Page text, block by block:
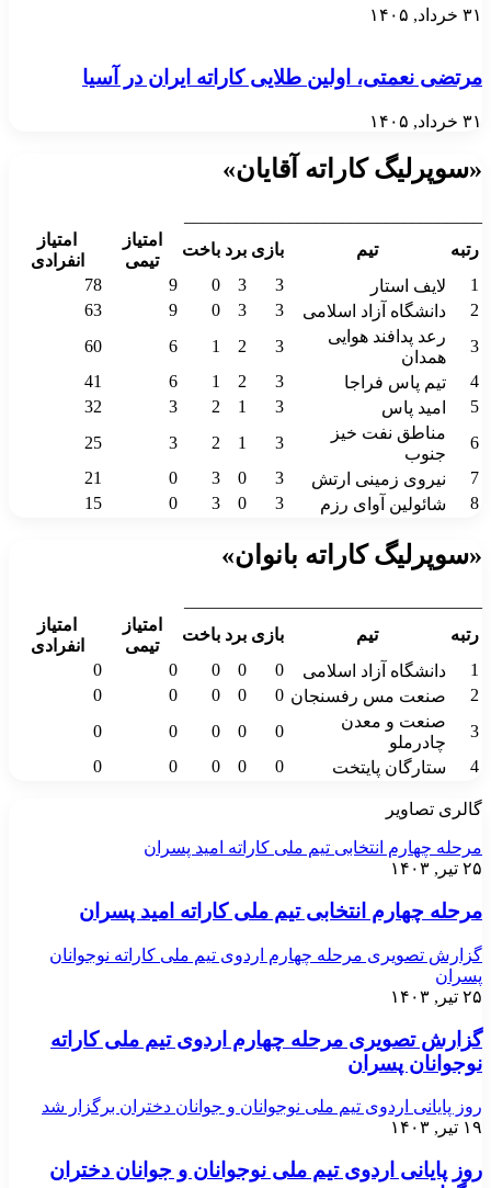
۳۱ خرداد, ۱۴۰۵
مرتضی نعمتی، اولین طلایی کاراته ایران در آسیا
۳۱ خرداد, ۱۴۰۵
«سوپرلیگ کاراته آقایان»
رتبه
تیم بازی برد باخت
امتیاز
تیمی
امتیاز
انفرادی
1
لایف استار 3
3
0
9
78
2
دانشگاه آزاد اسلامی 3
3
0
9
63
3
رعد پدافند هوایی
همدان
3
2
1
6
60
4
تیم پاس فراجا 3
2
1
6
41
5
امید پاس 3
1
2
3
32
6
مناطق نفت خیز
جنوب
3
1
2
3
25
7
نیروی زمینی ارتش 3
0
3
0
21
8
شائولین آوای رزم 3
0
3
0
15
«سوپرلیگ کاراته بانوان»
رتبه
تیم بازی برد باخت
امتیاز
تیمی
امتیاز
انفرادی
1
دانشگاه آزاد اسلامی 0
0
0
0
0
2
صنعت مس رفسنجان 0
0
0
0
0
3
صنعت و معدن
چادرملو
0
0
0
0
0
4
ستارگان پایتخت 0
0
0
0
0
گالری تصاویر
مرحله چهارم انتخابی تیم ملی کاراته امید پسران
۲۵ تیر, ۱۴۰۳
مرحله چهارم انتخابی تیم ملی کاراته امید پسران
گزارش تصویری مرحله چهارم اردوی تیم ملی کاراته نوجوانان
پسران
۲۵ تیر, ۱۴۰۳
گزارش تصویری مرحله چهارم اردوی تیم ملی کاراته
نوجوانان پسران
روز پایانی اردوی تیم ملی نوجوانان و جوانان دختران برگزار شد
۱۹ تیر, ۱۴۰۳
روز پایانی اردوی تیم ملی نوجوانان و جوانان دختران